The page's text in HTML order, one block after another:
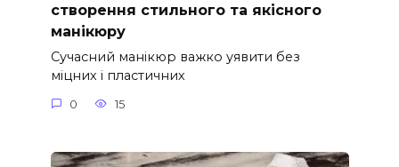
створення стильного та якісного
манікюру
Сучасний манікюр важко уявити без
міцних і пластичних
0 15